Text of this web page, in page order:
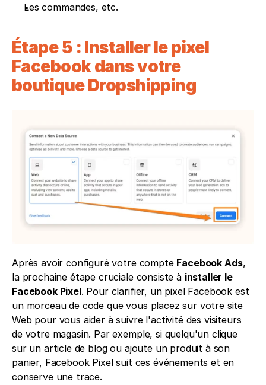
Les commandes, etc.
Étape 5 : Installer le pixel
Facebook dans votre
boutique Dropshipping
Après avoir configuré votre compte Facebook Ads,
la prochaine étape cruciale consiste à installer le
Facebook Pixel. Pour clarifier, un pixel Facebook est
un morceau de code que vous placez sur votre site
Web pour vous aider à suivre l'activité des visiteurs
de votre magasin. Par exemple, si quelqu'un clique
sur un article de blog ou ajoute un produit à son
panier, Facebook Pixel suit ces événements et en
conserve une trace.